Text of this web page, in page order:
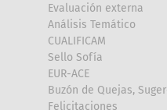
Evaluación externa
Análisis Temático
CUALIFICAM
Sello Sofía
EUR-ACE
Buzón de Quejas,
Felicitaciones